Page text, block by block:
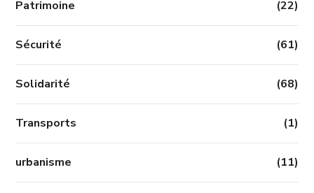
Patrimoine (22)
Sécurité (61)
Solidarité (68)
Transports (1)
urbanisme (11)